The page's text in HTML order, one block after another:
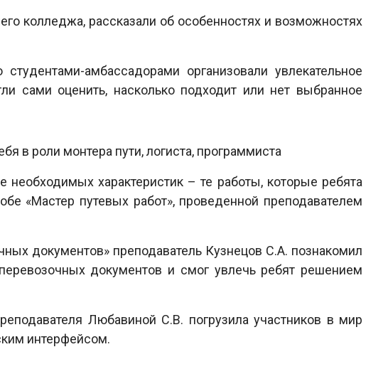
колледжа, рассказали об особенностях и возможностях
амбассадорами организовали увлекательное
сами оценить, насколько подходит или нет выбранное
в роли монтера пути, логиста, программиста
характеристик – те работы, которые ребята
«Мастер путевых работ», проведенной преподавателем
документов» преподаватель Кузнецов С.А. познакомил
документов и смог увлечь ребят решением
Любавиной С.В. погрузила участников в мир
интерфейсом.